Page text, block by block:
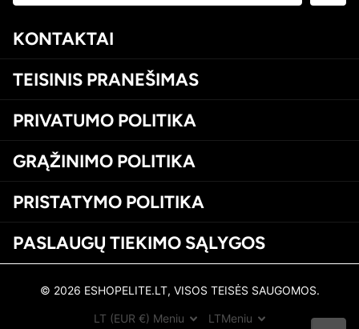
KONTAKTAI
TEISINIS PRANEŠIMAS
PRIVATUMO POLITIKA
GRĄŽINIMO POLITIKA
PRISTATYMO POLITIKA
PASLAUGŲ TIEKIMO SĄLYGOS
© 2026 ESHOPELITE.LT, VISOS TEISĖS SAUGOMOS.
LT (EUR €) Meniu LTMeniu